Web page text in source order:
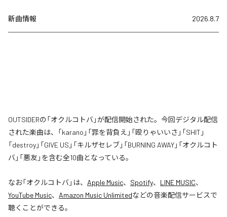
新曲情報 2026.8.7
OUTSIDERの「オクルコトバ」が配信開始された。今回デジタル配信
された楽曲は、「karano」「罪を背負え」「殴りゃいいさ」「SHIT」
「destroy」「GIVE US」「キルザセレブ」「BURNING AWAY」「オクルコト
バ」「悪友」を含む全10曲となっている。
なお「オクルコトバ」は、 Apple Music、 Spotify、 LINE MUSIC、
YouTube Music、 Amazon Music Unlimitedなどの音楽配信サービスで
聴くことができる。